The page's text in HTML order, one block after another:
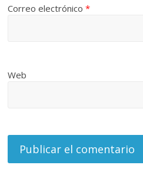
Correo electrónico*
Web